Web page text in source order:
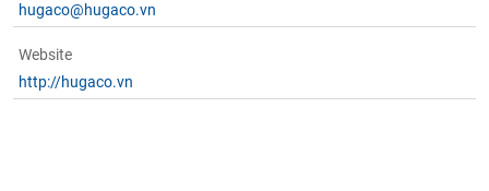
hugaco@hugaco.vn
Website
http://hugaco.vn